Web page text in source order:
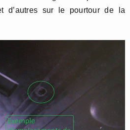
d’autres sur le pourtour de la